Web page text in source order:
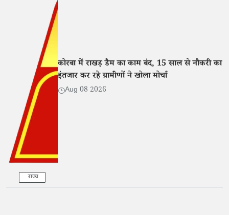
राज्य
कोरबा में राखड़ डैम का काम बंद, 15 साल से नौकरी का
इंतजार कर रहे ग्रामीणों ने खोला मोर्चा
Aug 08 2026